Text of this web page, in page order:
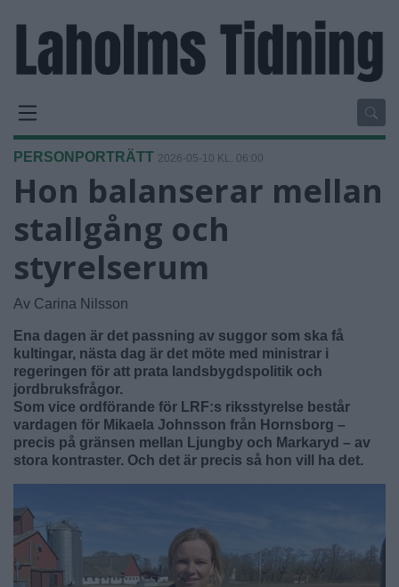
PERSONPORTRÄTT 2026-05-10 KL. 06:00
Hon balanserar mellan
stallgång och
styrelserum
Av Carina Nilsson
Ena dagen är det passning av suggor som ska få
kultingar, nästa dag är det möte med ministrar i
regeringen för att prata landsbygdspolitik och
jordbruksfrågor.
Som vice ordförande för LRF:s riksstyrelse består
vardagen för Mikaela Johnsson från Hornsborg –
precis på gränsen mellan Ljungby och Markaryd – av
stora kontraster. Och det är precis så hon vill ha det.